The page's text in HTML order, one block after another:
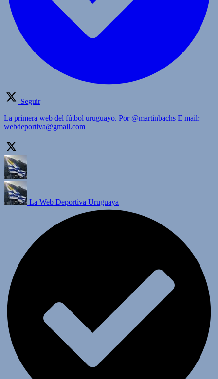
Seguir
La primera web del fútbol uruguayo. Por @martinbachs E mail:
webdeportiva@gmail.com
La Web Deportiva Uruguaya